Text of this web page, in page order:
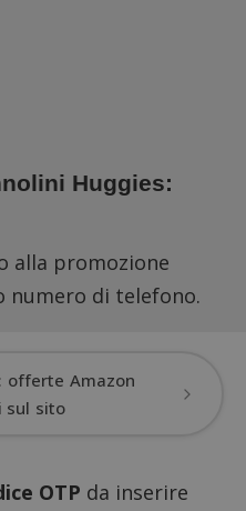
Huggies:
alla promozione
numero di telefono.
: offerte Amazon
sul sito
OTP da inserire